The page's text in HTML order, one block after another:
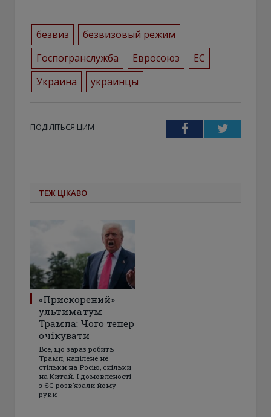
безвиз
безвизовый режим
Госпогранслужба
Евросоюз
ЕС
Украина
украинцы
ПОДІЛІТЬСЯ ЦИМ FacebookTwitter
ТЕЖ ЦІКАВО
«Прискорений»
ультиматум
Трампа: Чого тепер
очікувати
Все, що зараз робить
Трамп, націлене не
стільки на Росію, скільки
на Китай. І домовленості
з ЄС розвʼязали йому
руки